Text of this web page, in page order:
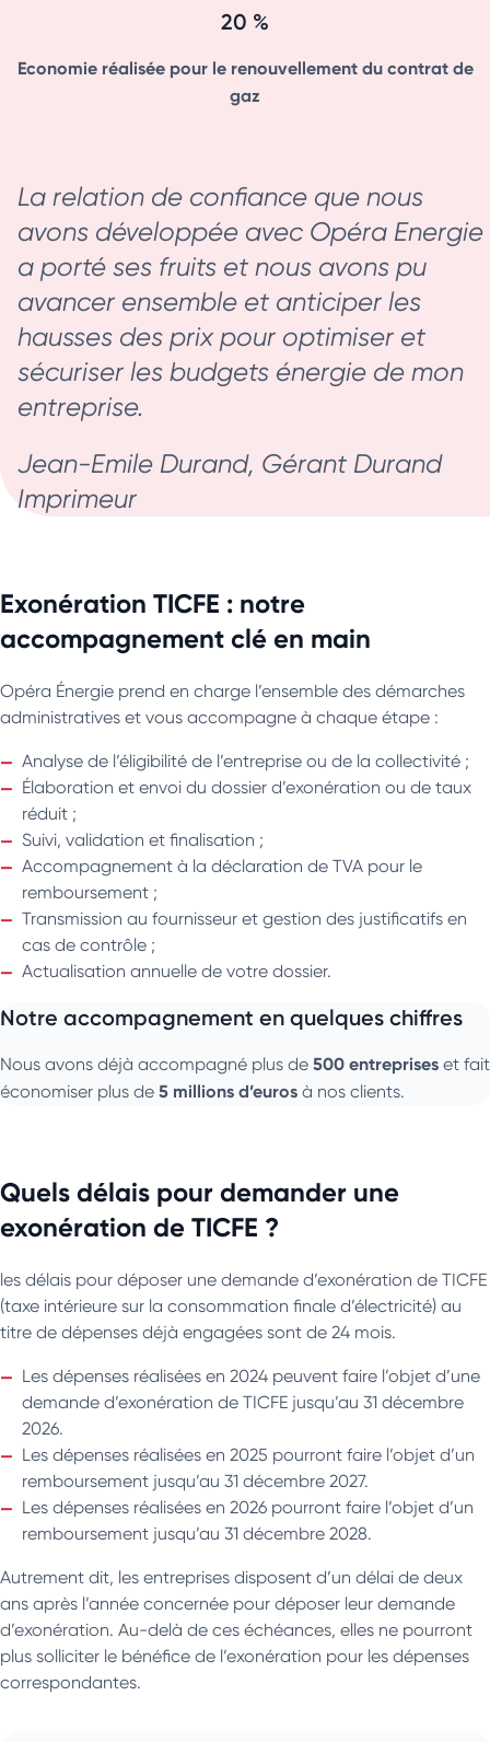
20 %
Economie réalisée pour le renouvellement du contrat de
gaz
La relation de confiance que nous
avons développée avec Opéra Energie
a porté ses fruits et nous avons pu
avancer ensemble et anticiper les
hausses des prix pour optimiser et
sécuriser les budgets énergie de mon
entreprise.
Jean-Emile Durand, Gérant Durand
Imprimeur
Exonération TICFE : notre
accompagnement clé en main
Opéra Énergie prend en charge l’ensemble des démarches
administratives et vous accompagne à chaque étape :
Analyse de l’éligibilité de l’entreprise ou de la collectivité ;
Élaboration et envoi du dossier d’exonération ou de taux
réduit ;
Suivi, validation et finalisation ;
Accompagnement à la déclaration de TVA pour le
remboursement ;
Transmission au fournisseur et gestion des justificatifs en
cas de contrôle ;
Actualisation annuelle de votre dossier.
Notre accompagnement en quelques chiffres
Nous avons déjà accompagné plus de 500 entreprises et fait
économiser plus de 5 millions d’euros à nos clients.
Quels délais pour demander une
exonération de TICFE ?
les délais pour déposer une demande d’exonération de TICFE
(taxe intérieure sur la consommation finale d’électricité) au
titre de dépenses déjà engagées sont de 24 mois.
Les dépenses réalisées en 2024 peuvent faire l’objet d’une
demande d’exonération de TICFE jusqu’au 31 décembre
2026.
Les dépenses réalisées en 2025 pourront faire l’objet d’un
remboursement jusqu’au 31 décembre 2027.
Les dépenses réalisées en 2026 pourront faire l’objet d’un
remboursement jusqu’au 31 décembre 2028.
Autrement dit, les entreprises disposent d’un délai de deux
ans après l’année concernée pour déposer leur demande
d’exonération. Au-delà de ces échéances, elles ne pourront
plus solliciter le bénéfice de l’exonération pour les dépenses
correspondantes.